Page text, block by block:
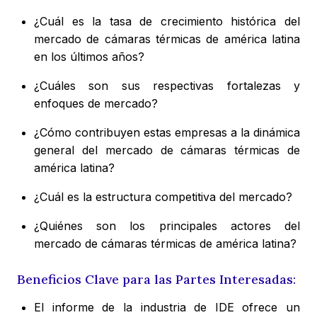
¿Cuál es la tasa de crecimiento histórica del
mercado de cámaras térmicas de américa latina
en los últimos años?
¿Cuáles son sus respectivas fortalezas y
enfoques de mercado?
¿Cómo contribuyen estas empresas a la dinámica
general del mercado de cámaras térmicas de
américa latina?
¿Cuál es la estructura competitiva del mercado?
¿Quiénes son los principales actores del
mercado de cámaras térmicas de américa latina?
Beneficios Clave para las Partes Interesadas:
El informe de la industria de IDE ofrece un